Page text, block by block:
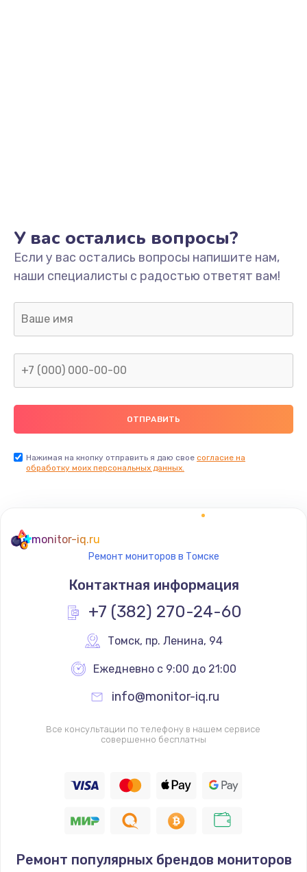
от 1890 руб.
Заказать
Замена аккумулятора
Замена клавиатуры
Заказать
У вас остались вопросы?
Если у вас остались вопросы напишите нам,
наши специалисты с радостью ответят вам!
Нажимая на кнопку отправить я даю свое согласие на
обработку моих персональных данных.
monitor-iq.ru
Ремонт мониторов в Томске
Контактная информация
+7 (382) 270-24-60
Томск, пр. Ленина, 94
Ежедневно с 9:00 до 21:00
info@monitor-iq.ru
Все консультации по телефону в нашем сервисе
совершенно бесплатны
Ремонт популярных брендов мониторов